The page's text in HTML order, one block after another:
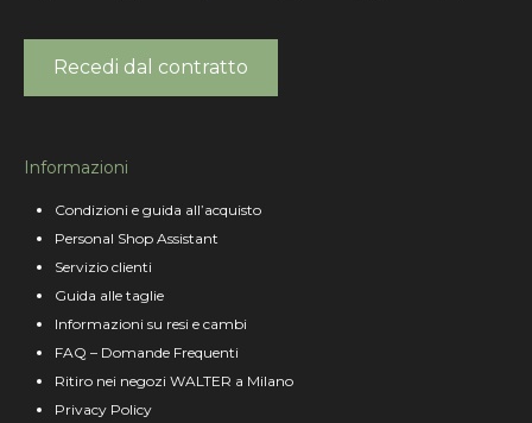
Recedi dal contratto
Informazioni
Condizioni e guida all’acquisto
Personal Shop Assistant
Servizio clienti
Guida alle taglie
Informazioni su resi e cambi
FAQ – Domande Frequenti
Ritiro nei negozi WALTER a Milano
Privacy Policy